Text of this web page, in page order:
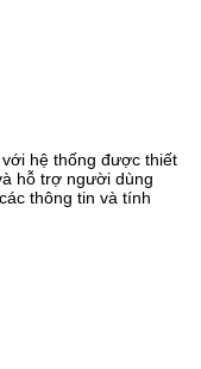
hệ thống được thiết
hỗ trợ người dùng
thông tin và tính